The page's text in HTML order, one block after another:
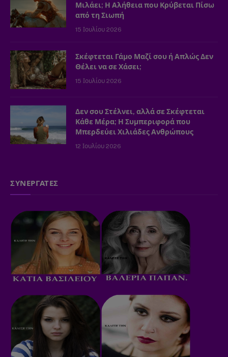
Μιλάει; Η Αλήθεια που Κρύβεται Πίσω
από τη Σιωπή
15 Ιουλίου 2026
Σκέφτεται Γάμο Μαζί σου ή Απλώς Δεν
Θέλει να σε Χάσει;
15 Ιουλίου 2026
Δεν σου Στέλνει, αλλά σε Σκέφτεται
Κάθε Μέρα; Η Συμπεριφορά που
Μπερδεύει Χιλιάδες Ανθρώπους
12 Ιουλίου 2026
ΣΥΝΕΡΓΑΤΕΣ